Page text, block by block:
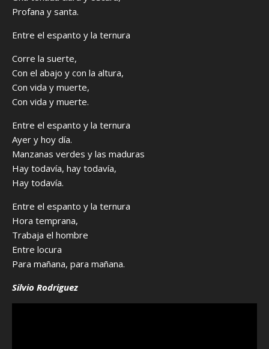
Profana y santa.
Entre el espanto y la ternura
Corre la suerte,
Con el abajo y con la altura,
Con vida y muerte,
Con vida y muerte.
Entre el espanto y la ternura
Ayer y hoy día.
Manzanas verdes y las maduras
Hay todavía, hay todavía,
Hay todavía.
Entre el espanto y la ternura
Hora temprana,
Trabaja el hombre
Entre locura
Para mañana, para mañana.
Silvio Rodriguez